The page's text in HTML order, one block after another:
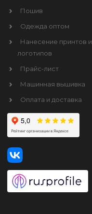
Пошив
Одежда оптом
Нанесение принтов и
логотипов
Прайс-лист
Машинная вышивка
Оплата и доставка